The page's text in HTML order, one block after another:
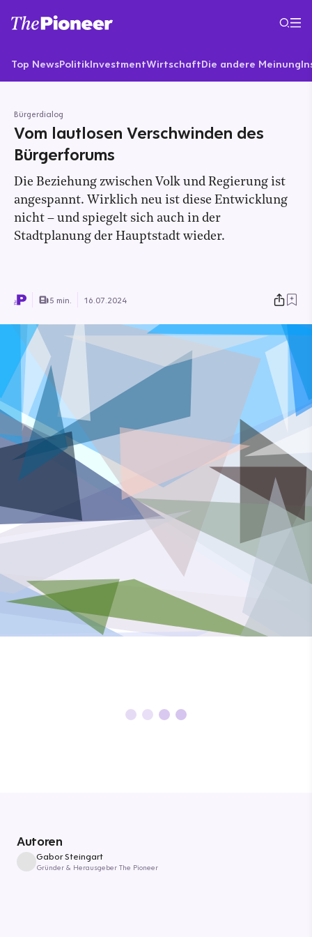
Top NewsPolitikInvestmentWirtschaftDie andere Meinung
Bürgerdialog
Vom lautlosen Verschwinden des
Bürgerforums
Die Beziehung zwischen Volk und Regierung ist
angespannt. Wirklich neu ist diese Entwicklung
nicht – und spiegelt sich auch in der
Stadtplanung der Hauptstadt wieder.
5 min. 16.07.2024
Autoren
Gabor Steingart
Gründer & Herausgeber The Pioneer